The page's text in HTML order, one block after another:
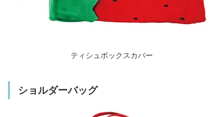
ティシュボックスカバー
ショルダーバッグ